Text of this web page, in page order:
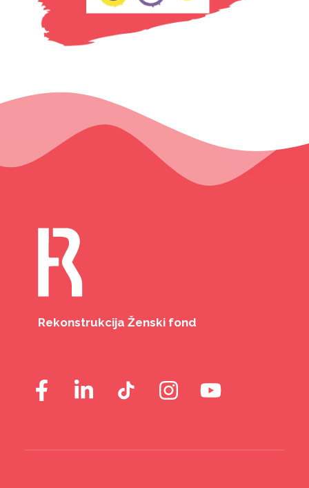
Rekonstrukcija Ženski fond